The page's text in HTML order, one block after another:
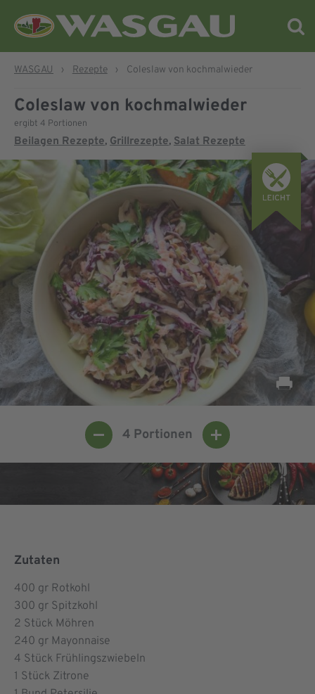
WASGAU › Rezepte › Coleslaw von kochmalwieder
Coleslaw von kochmalwieder
ergibt 4 Portionen
Beilagen Rezepte, Grillrezepte, Salat Rezepte
4 Portionen
Zutaten
400 gr Rotkohl
300 gr Spitzkohl
2 Stück Möhren
240 gr Mayonnaise
4 Stück Frühlingszwiebeln
1 Stück Zitrone